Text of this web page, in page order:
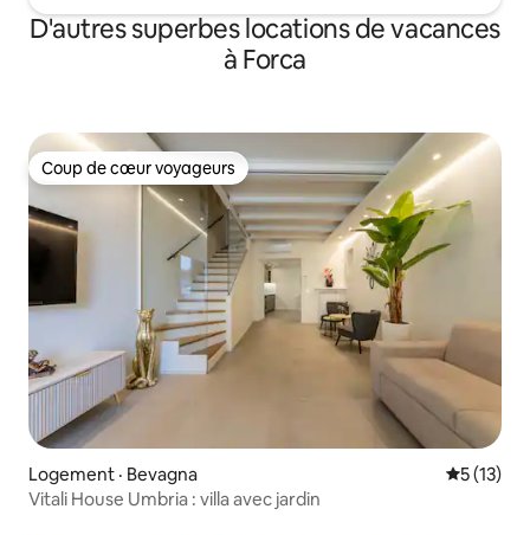
D'autres superbes locations de vacances
à Forca
Coup de cœur voyageurs
Coup de cœur voyageurs
Logement · Bevagna Note
5 (13)
Vitali House Umbria : villa avec jardin